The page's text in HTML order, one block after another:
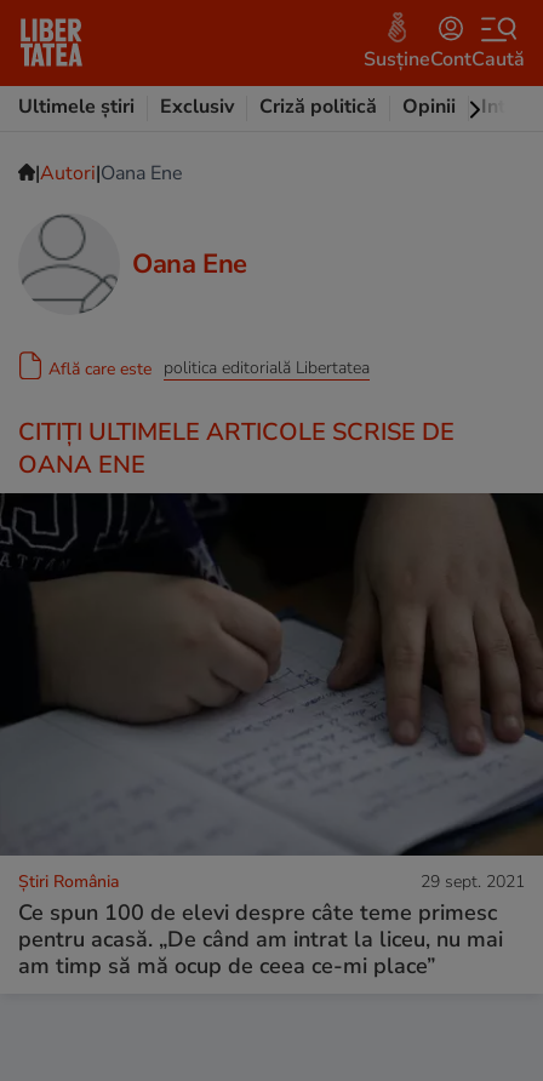
SusțineContCaută
Ultimele știri
Exclusiv Criză politică Opinii
|Autori|Oana Ene
Oana Ene
Află care este politica editorială Libertatea
CITIȚI ULTIMELE ARTICOLE SCRISE DE
OANA ENE
Știri România 29 sept. 2021
Ce spun 100 de elevi despre câte teme primesc
pentru acasă. „De când am intrat la liceu, nu mai
am timp să mă ocup de ceea ce-mi place”